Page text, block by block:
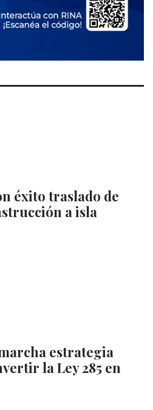
éxito traslado de
a isla
estrategia
la Ley 285 en